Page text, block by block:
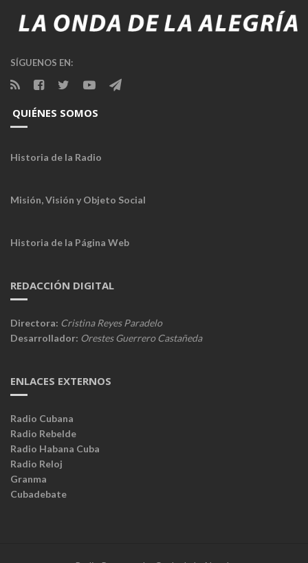
SÍGUENOS EN:
QUIÉNES SOMOS
Historia de la Radio
Misión, Visión y Objeto Social
Historia de la Página Web
REDACCIÓN DIGITAL
Directora: Cristina Reyes Paradelo
Desarrollador: Orestes Guerrero Castañeda
ENLACES EXTERNOS
Radio Cubana
Radio Rebelde
Radio Habana Cuba
Radio Reloj
Granma
Cubadebate